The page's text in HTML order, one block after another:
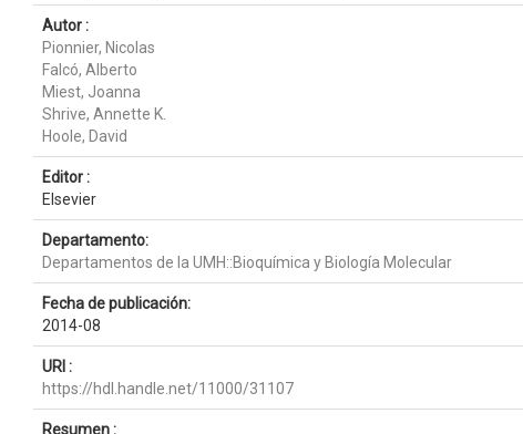
Autor :
Pionnier, Nicolas
Falcó, Alberto
Miest, Joanna
Shrive, Annette K.
Hoole, David
Editor :
Elsevier
Departamento:
Departamentos de la UMH::Bioquímica y Biología Molecular
Fecha de publicación:
2014-08
URI :
https://hdl.handle.net/11000/31107
Resumen :